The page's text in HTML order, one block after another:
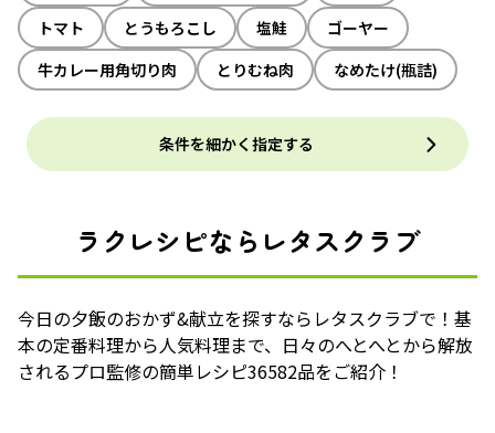
トマト
とうもろこし 塩鮭
ゴーヤー
牛カレー用角切り肉
とりむね肉 なめたけ(瓶詰)
条件を細かく指定する
ラクレシピならレタスクラブ
今日の夕飯のおかず&献立を探すならレタスクラブで！基
本の定番料理から人気料理まで、日々のへとへとから解放
されるプロ監修の簡単レシピ36582品をご紹介！